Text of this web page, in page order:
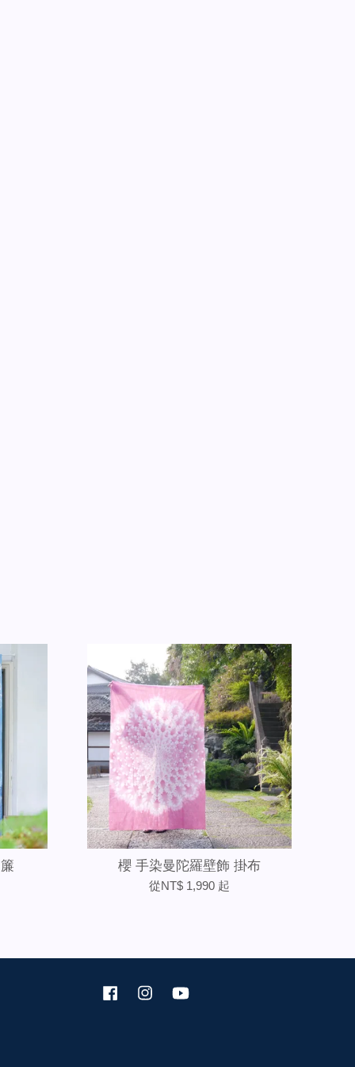
櫻 手染曼陀羅壁飾 掛布
從NT$ 1,990 起
Facebook Instagram